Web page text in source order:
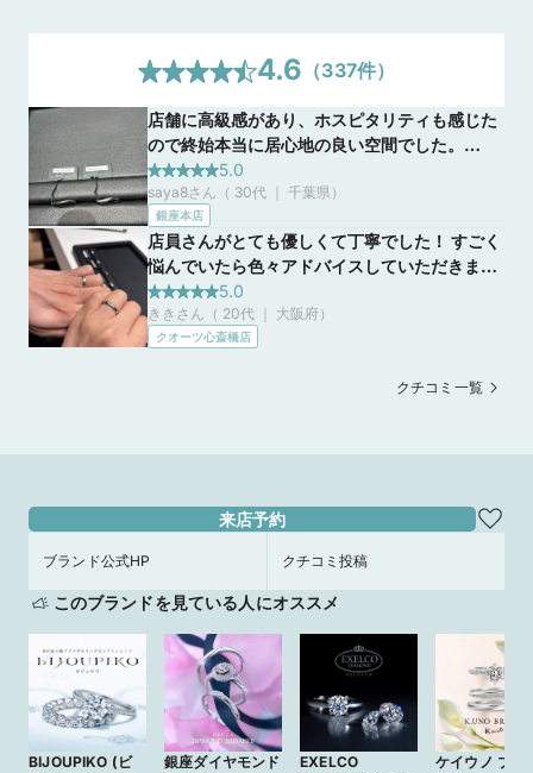
4.6 （337件）
店舗に高級感があり、ホスピタリティも感じた
ので終始本当に居心地の良い空間でした。
ショーケースではなく、半個室スペースまで全
デザインの商品を持って来ていただけで、また
気を使ってくださり全商品間近で見ること、出
すことができた。「お二人で気遣いなく色々な
商品を自由に試着いただきたいので、席を外し
ます。」と気を使っていただけたり、接客も素
敵でした。
5.0
saya8さん（ 30代 ｜ 千葉県）
銀座本店
店員さんがとても優しくて丁寧でした！ すごく
悩んでいたら色々アドバイスしていただきまし
て、説明も分かりやすくて納得しました。ラ
ザールダイヤモンドで購入ができて良かったで
す。デザインも可愛くコスパ良かったと思いま
5.0
ききさん（ 20代 ｜ 大阪府）
クオーツ心斎橋店
クチコミ一覧
来店予約
ブランド公式HP クチコミ投稿
このブランドを見ている人にオススメ
BIJOUPIKO (ビ
銀座ダイヤモンド
EXELCO
ケイウノ ブラ